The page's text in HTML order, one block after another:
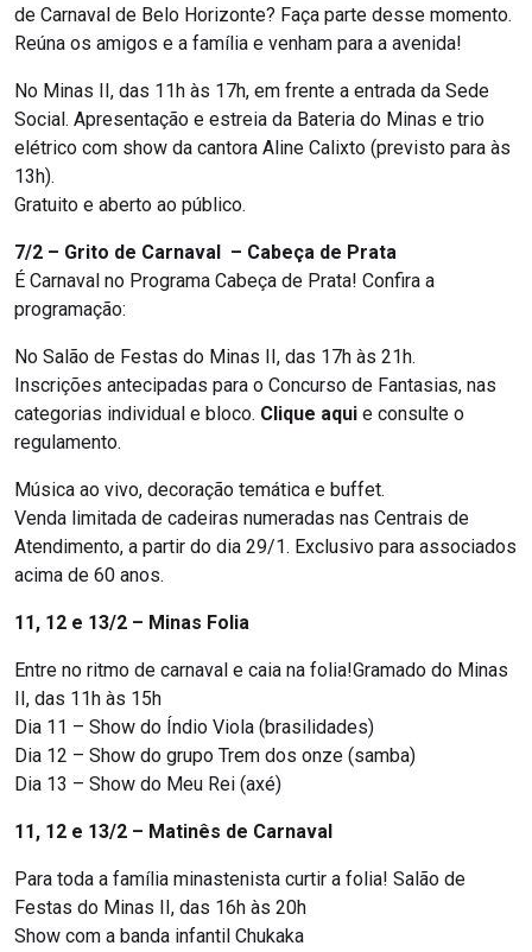
de Carnaval de Belo Horizonte? Faça parte desse momento.
Reúna os amigos e a família e venham para a avenida!
No Minas II, das 11h às 17h, em frente a entrada da Sede
Social. Apresentação e estreia da Bateria do Minas e trio
elétrico com show da cantora Aline Calixto (previsto para às
13h).
Gratuito e aberto ao público.
7/2 – Grito de Carnaval – Cabeça de Prata
É Carnaval no Programa Cabeça de Prata! Confira a
programação:
No Salão de Festas do Minas II, das 17h às 21h.
Inscrições antecipadas para o Concurso de Fantasias, nas
categorias individual e bloco. Clique aqui e consulte o
regulamento.
Música ao vivo, decoração temática e buffet.
Venda limitada de cadeiras numeradas nas Centrais de
Atendimento, a partir do dia 29/1. Exclusivo para associados
acima de 60 anos.
11, 12 e 13/2 – Minas Folia
Entre no ritmo de carnaval e caia na folia!Gramado do Minas
II, das 11h às 15h
Dia 11 – Show do Índio Viola (brasilidades)
Dia 12 – Show do grupo Trem dos onze (samba)
Dia 13 – Show do Meu Rei (axé)
11, 12 e 13/2 – Matinês de Carnaval
Para toda a família minastenista curtir a folia! Salão de
Festas do Minas II, das 16h às 20h
Show com a banda infantil Chukaka